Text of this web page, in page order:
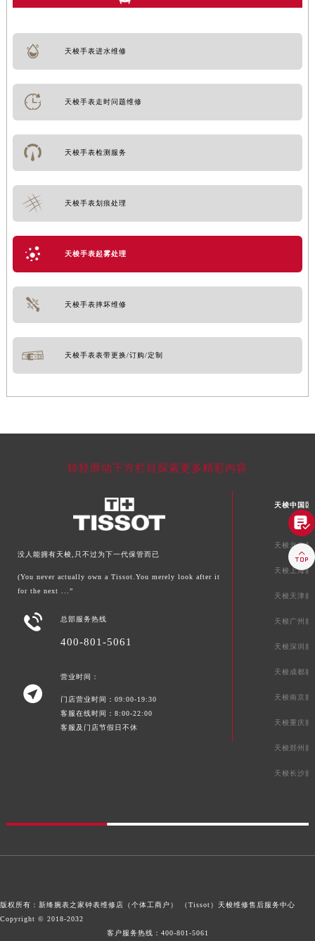
天梭手表进水维修
天梭手表走时问题维修
天梭手表检测服务
天梭手表划痕处理
天梭手表起雾处理
天梭手表摔坏维修
天梭手表表带更换/订购/定制
轻轻滑动下方栏目探索更多精彩内容
没人能拥有天梭,只不过为下一代保管而已
(You never actually own a Tissot.You merely look after it
for the next ...”
 总部服务热线
400-801-5061

营业时间：
门店营业时间：09:00-19:30
客服在线时间：8:00-22:00
客服及门店节假日不休
天梭中国区
天梭北京服
天梭上海服
天梭天津服
天梭广州服
天梭深圳服
天梭成都服
天梭南京服
天梭重庆服
天梭郑州服
天梭长沙服
版权所有：新绛腕表之家钟表维修店（个体工商户） （Tissot） 天梭维修售后服务中心
Copyright © 2018-2032
客户服务热线： 400-801-5061

